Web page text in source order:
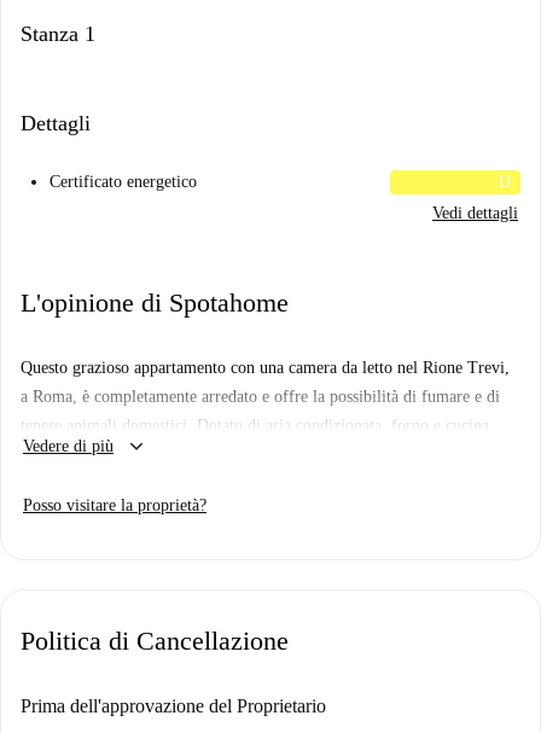
Stanza 1
Dettagli
Certificato energetico
D
Vedi dettagli
L'opinione di Spotahome
Questo grazioso appartamento con una camera da letto nel Rione Trevi,
a Roma, è completamente arredato e offre la possibilità di fumare e di
tenere animali domestici. Dotato di aria condizionata, forno e cucina
completamente attrezzata, questo immobile coniuga comfort e
appartamento dalla posizione ideale.
Vedere di più keyboard_arrow_down
Posso visitare la proprietà?
Politica di Cancellazione
Prima dell'approvazione del Proprietario